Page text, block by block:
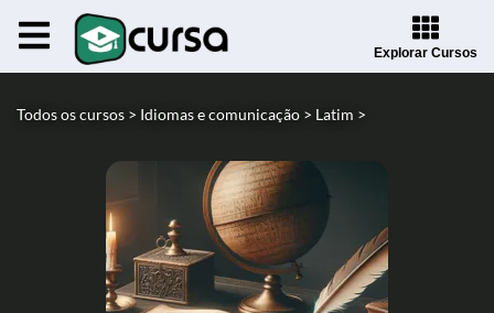
Explorar Cursos
Todos os cursos > Idiomas e comunicação > Latim >